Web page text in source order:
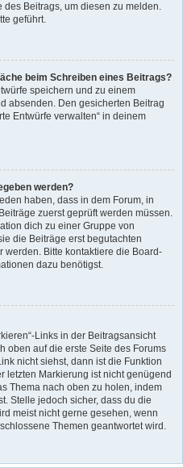
Beitrags, um diesen zu melden.
geführt.
beim Schreiben eines Beitrags?
speichern und zu einem
absenden. Den gesicherten Beitrag
Entwürfe verwalten“ in deinem
werden?
haben, dass in dem Forum, in
zuerst geprüft werden müssen.
dich zu einer Gruppe von
die Beiträge erst begutachten
werden. Bitte kontaktiere die Board-
dazu benötigst.
Links in der Beitragsansicht
oben auf die erste Seite des Forums
nicht siehst, dann ist die Funktion
letzten Markierung ist nicht genügend
Thema nach oben zu holen, indem
Stelle jedoch sicher, dass du die
meist nicht gerne gesehen, wenn
Themen geantwortet wird.